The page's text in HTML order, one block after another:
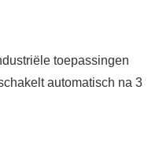
toepassingen
automatisch na 3